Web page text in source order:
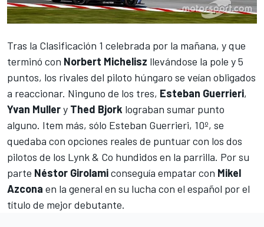
Tras la Clasificación 1 celebrada por la mañana, y que
terminó con Norbert Michelisz llevándose la pole y 5
puntos, los rivales del piloto húngaro se veían obligados
a reaccionar. Ninguno de los tres, Esteban Guerrieri,
Yvan Mullery Thed Bjork lograban sumar punto
alguno. Item más, sólo Esteban Guerrieri, 10º, se
quedaba con opciones reales de puntuar con los dos
pilotos de los Lynk & Co hundidos en la parrilla. Por su
parte Néstor Girolamiconseguía empatar con Mikel
Azcona en la general en su lucha con el español por el
título de mejor debutante.